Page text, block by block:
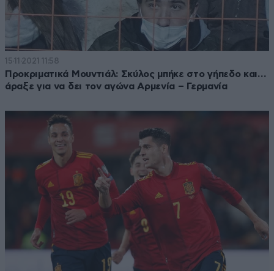
15·11·2021 11:58
Προκριματικά Μουντιάλ: Σκύλος μπήκε στο γήπεδο και…
άραξε για να δει τον αγώνα Αρμενία – Γερμανία